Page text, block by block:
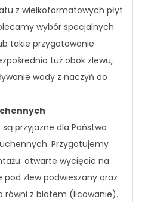
z wielkoformatowych płyt
wybór specjalnych
takie przygotowanie
tuż obok zlewu,
wody z naczyń do
są przyjazne dla Państwa
Przygotujemy
otwarte wycięcie na
zlew podwieszany oraz
równi z blatem (licowanie).